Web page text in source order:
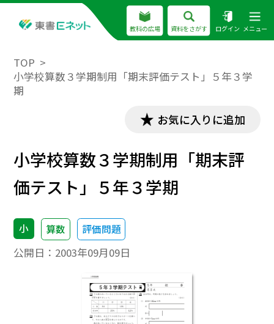
教科の広場 資料をさがす ログイン メニュー
TOP
小学校算数３学期制用「期末評価テスト」５年３学
期
お気に入りに追加
小学校算数３学期制用「期末評
価テスト」５年３学期
小 算数 評価問題
公開日： 2003年09月09日